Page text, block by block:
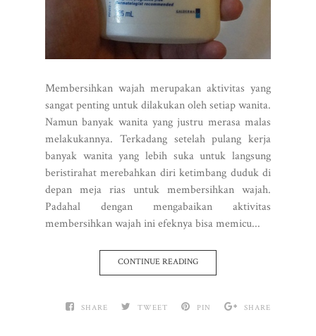
Membersihkan wajah merupakan aktivitas yang
sangat penting untuk dilakukan oleh setiap wanita.
Namun banyak wanita yang justru merasa malas
melakukannya. Terkadang setelah pulang kerja
banyak wanita yang lebih suka untuk langsung
beristirahat merebahkan diri ketimbang duduk di
depan meja rias untuk membersihkan wajah.
Padahal dengan mengabaikan aktivitas
membersihkan wajah ini efeknya bisa memicu...
CONTINUE READING
SHARE TWEET PIN SHARE